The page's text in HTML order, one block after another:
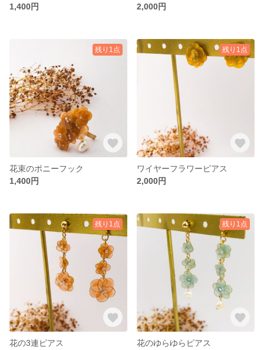
1,400円
2,000円
残り1点
花束のポニーフック
1,400円
残り1点
ワイヤーフラワーピアス
2,000円
残り1点
花の3連ピアス
残り1点
花のゆらゆらピアス